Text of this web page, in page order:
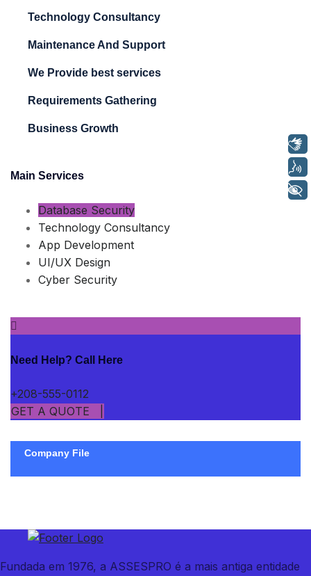
Technology Consultancy
Maintenance And Support
We Provide best services
Requirements Gathering
Business Growth
Main Services
Database Security
Technology Consultancy
App Development
UI/UX Design
Cyber Security
Need Help? Call Here
+208-555-0112
GET A QUOTE |
Company File
Fundada em 1976, a ASSESPRO é a mais antiga entidade